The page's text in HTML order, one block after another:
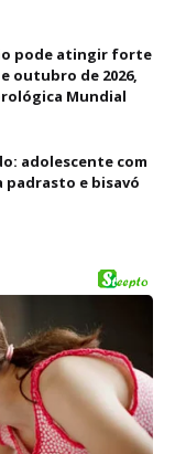
pode atingir forte
outubro de 2026,
Mundial
adolescente com
e bisavó